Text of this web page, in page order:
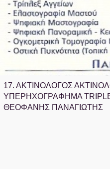
17. ΑΚΤΙΝΟΛΟΓΟΣ
ΥΠΕΡΗΧΟΓΡΑΦΗΜΑ
ΘΕΟΦΑΝΗΣ ΠΑΝΑΓΙΩΤΗΣ